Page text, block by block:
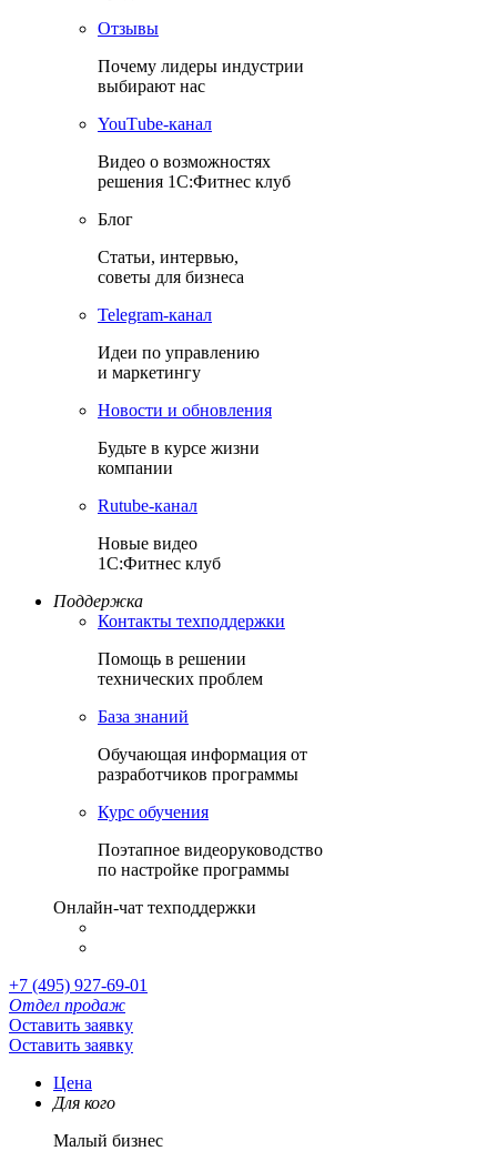
Отзывы
Почему лидеры индустрии
выбирают нас
YouТube-канал
Видео о возможностях
решения 1С:Фитнес клуб
Блог
Статьи, интервью,
советы для бизнеса
Теlegram-канал
Идеи по управлению
и маркетингу
Новости и обновления
Будьте в курсе жизни
компании
Rutube-канал
Новые видео
1С:Фитнес клуб
Поддержка
Контакты техподдержки
Помощь в решении
технических проблем
База знаний
Обучающая информация от
разработчиков программы
Курс обучения
Поэтапное видеоруководство
по настройке программы
Онлайн-чат техподдержки
+7 (495) 927-69-01
Отдел продаж
Оставить заявку
Оставить заявку
Цена
Для кого
Малый бизнес